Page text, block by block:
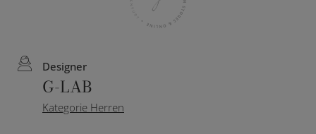
Designer
G-LAB
Kategorie Herren